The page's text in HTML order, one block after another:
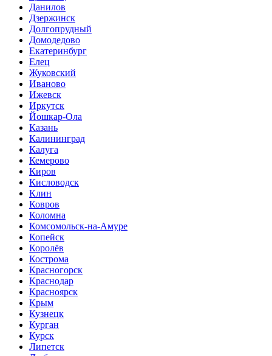
Данилов
Дзержинск
Долгопрудный
Домодедово
Екатеринбург
Елец
Жуковский
Иваново
Ижевск
Иркутск
Йошкар-Ола
Казань
Калининград
Калуга
Кемерово
Киров
Кисловодск
Клин
Ковров
Коломна
Комсомольск-на-Амуре
Копейск
Королёв
Кострома
Красногорск
Краснодар
Красноярск
Крым
Кузнецк
Курган
Курск
Липетск